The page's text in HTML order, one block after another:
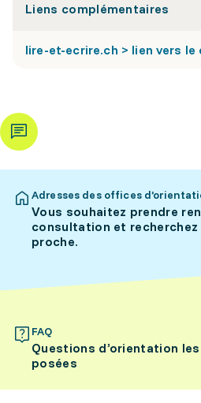
Liens complémentaires
lire-et-ecrire.ch > lien vers le
Adresses des offices
Vous souhaitez prendre
consultation et recherchez
proche.
FAQ
Questions d’orientation
posées